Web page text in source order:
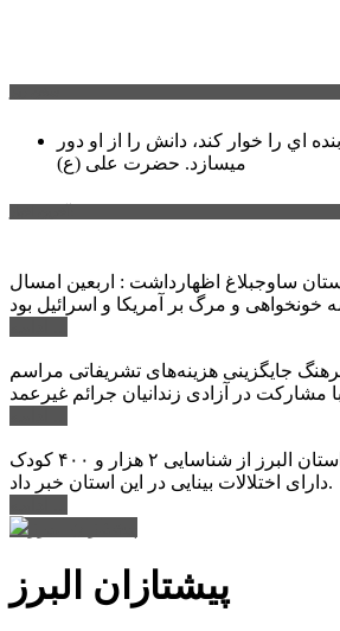
اي را خوار كند، دانش را از او دور
میسازد. حضرت علی (ع)
ساوجبلاغ اظهارداشت : اربعین امسال
جایگزینی هزینه‌های تشریفاتی مراسم
مشارکت در آزادی زندانیان جرائم غیرعمد
مدیر کل بهزیستی استان البرز از شناسایی ۲ هزار و ۴۰۰ کودک
دارای اختلالات بینایی در این استان خبر داد.
پیشتازان البرز